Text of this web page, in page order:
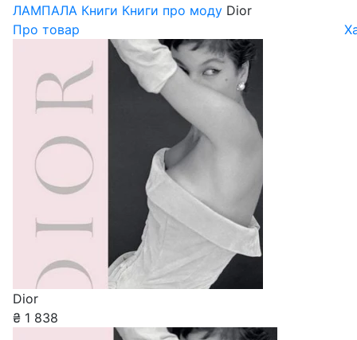
ЛАМПАЛА Книги Книги про моду Dior
Про товар
Dior
₴ 1 838